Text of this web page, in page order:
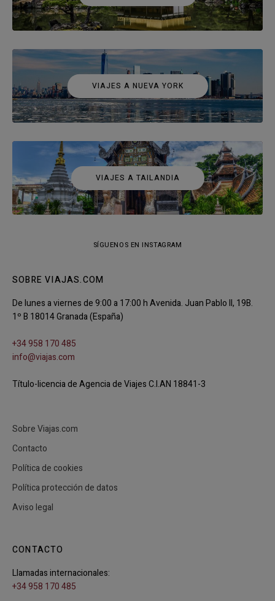
VIAJES A NUEVA YORK
VIAJES A TAILANDIA
SÍGUENOS EN INSTAGRAM
SOBRE VIAJAS.COM
De lunes a viernes de 9:00 a 17:00 h Avenida. Juan Pablo II, 19B.
1º B 18014 Granada (España)
+34 958 170 485
info@viajas.com
Título-licencia de Agencia de Viajes C.I.AN 18841-3
Sobre Viajas.com
Contacto
Política de cookies
Política protección de datos
Aviso legal
CONTACTO
Llamadas internacionales:
+34 958 170 485